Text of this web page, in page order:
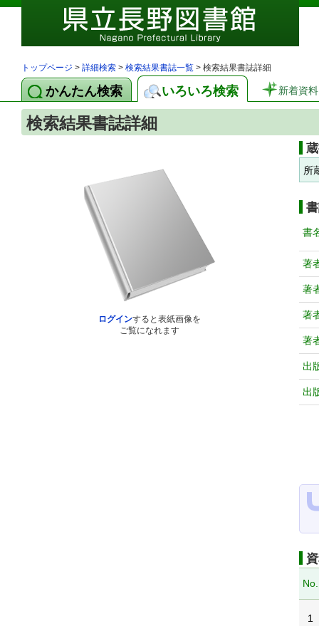
トップページ > 詳細検索 > 検索結果書誌一覧 > 検索結果書誌詳細
かんたん検索 いろいろ検索 新着資料
検索結果書誌詳細
ログインすると表紙画像を
ご覧になれます
所
書
著
著
著
著
出
出
No.
1